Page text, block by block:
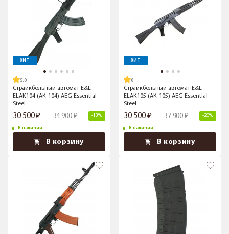
ХИТ
5.0
Страйкбольный автомат E&L
ELAK104 (АК-104) AEG Essential
Steel
30 500 34 900 -13%
В наличии
В корзину
ХИТ
Страйкбольный автомат E&L
ELAK105 (АК-105) AEG Essential
Steel
30 500 37 900 -20%
В наличии
В корзину